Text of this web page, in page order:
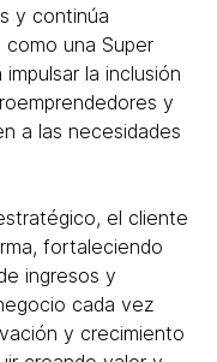
y continúa
una Super
la inclusión
y
a las necesidades
el cliente
fortaleciendo
ingresos y
cada vez
y crecimiento